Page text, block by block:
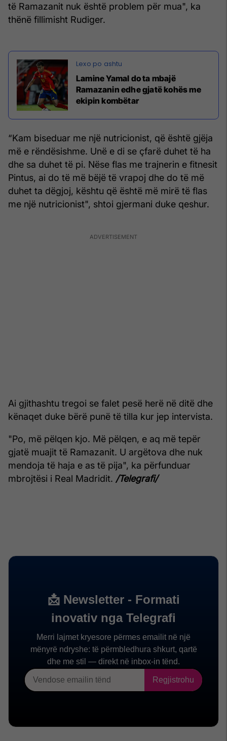
të Ramazanit nuk është problem për mua", ka
thënë fillimisht Rudiger.
Lamine Yamal do ta mbajë
Ramazanin edhe gjatë kohës me
ekipin kombëtar
“Kam biseduar me një nutricionist, që është gjëja
më e rëndësishme. Unë e di se çfarë duhet të ha
dhe sa duhet të pi. Nëse flas me trajnerin e fitnesit
Pintus, ai do të më bëjë të vrapoj dhe do të më
duhet ta dëgjoj, kështu që është më mirë të flas
me një nutricionist", shtoi gjermani duke qeshur.
Ai gjithashtu tregoi se falet pesë herë në ditë dhe
kënaqet duke bërë punë të tilla kur jep intervista.
"Po, më pëlqen kjo. Më pëlqen, e aq më tepër
gjatë muajit të Ramazanit. U argëtova dhe nuk
mendoja të haja e as të pija", ka përfunduar
mbrojtësi i Real Madridit. /Telegrafi/